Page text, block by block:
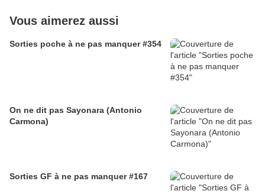
Vous aimerez aussi
Sorties poche à ne pas manquer #354
On ne dit pas Sayonara (Antonio
Carmona)
Sorties GF à ne pas manquer #167